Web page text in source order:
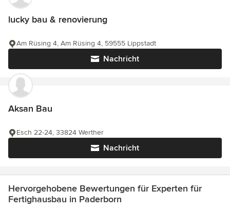
lucky bau & renovierung
Nachricht
Am Rüsing 4, Am Rüsing 4, 59555 Lippstadt
Aksan Bau
Nachricht
Esch 22-24, 33824 Werther
Hervorgehobene Bewertungen für Experten für
Fertighausbau in Paderborn